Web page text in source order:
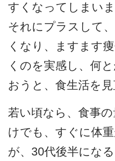
すくなってしまいま
それにプラスして
くなり、ますます
くのを実感し、何
おうと、食生活を見
若い頃なら、食事
けでも、すぐに体
が、30代後半にな